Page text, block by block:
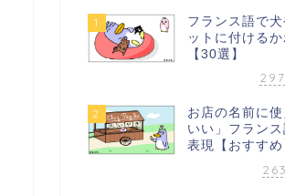
1
フランス語で
ットに付ける
【30選】
2
お店の名前に
いい」フラン
表現【おすすめ